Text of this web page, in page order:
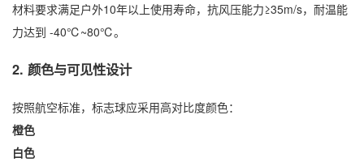
材料要求满足户外10年以上使用寿命，抗风压能力≥35m/s，耐温能
力达到 -40℃~80℃。
2. 颜色与可见性设计
按照航空标准，标志球应采用高对比度颜色：
橙色
白色